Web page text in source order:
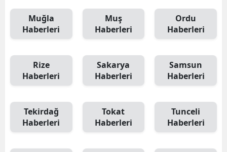
Muğla
Haberleri
Muş
Haberleri
Ordu
Haberleri
Rize
Haberleri
Sakarya
Haberleri
Samsun
Haberleri
Tekirdağ
Haberleri
Tokat
Haberleri
Tunceli
Haberleri